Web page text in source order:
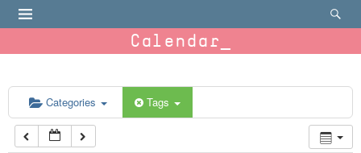
Calendar
Categories Tags
6:00 am
7:00 am